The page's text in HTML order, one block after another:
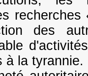
des
à la